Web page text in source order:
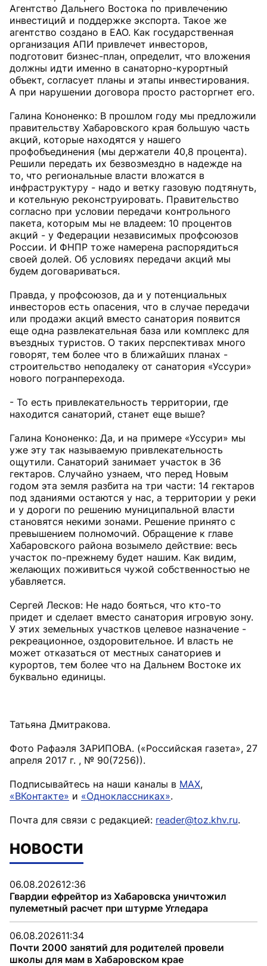
Агентство Дальнего Востока по привлечению
инвестиций и поддержке экспорта. Такое же
агентство создано в ЕАО. Как государственная
организация АПИ привлечет инвесторов,
подготовит бизнес-план, определит, что вложения
должны идти именно в санаторно-курортный
объект, согласует планы и этапы инвестирования.
А при нарушении договора просто расторгнет его.
Галина Кононенко: В прошлом году мы предложили
правительству Хабаровского края большую часть
акций, которые находятся у нашего
профобъединения (мы держатели 40,8 процента).
Решили передать их безвозмездно в надежде на
то, что региональные власти вложатся в
инфраструктуру - надо и ветку газовую подтянуть,
и котельную реконструировать. Правительство
согласно при условии передачи контрольного
пакета, которым мы не владеем: 10 процентов
акций - у Федерации независимых профсоюзов
России. И ФНПР тоже намерена распорядиться
своей долей. Об условиях передачи акций мы
будем договариваться.
Правда, у профсоюзов, да и у потенциальных
инвесторов есть опасения, что в случае передачи
или продажи акций вместо санатория появится
еще одна развлекательная база или комплекс для
въездных туристов. О таких перспективах много
говорят, тем более что в ближайших планах -
строительство неподалеку от санатория «Уссури»
нового погранперехода.
- То есть привлекательность территории, где
находится санаторий, станет еще выше?
Галина Кононенко: Да, и на примере «Уссури» мы
уже эту так называемую привлекательность
ощутили. Санаторий занимает участок в 36
гектаров. Случайно узнаем, что перед Новым
годом эта земля разбита на три части: 14 гектаров
под зданиями остаются у нас, а территории у реки
и у дороги по решению муниципальной власти
становятся некими зонами. Решение принято с
превышением полномочий. Обращение к главе
Хабаровского района возымело действие: весь
участок по-прежнему будет нашим. Как видим,
желающих поживиться чужой собственностью не
убавляется.
Сергей Лесков: Не надо бояться, что кто-то
придет и сделает вместо санатория игровую зону.
У этих земельных участков целевое назначение -
рекреационное, оздоровительное. И власть не
может отказаться от местных санаториев и
курортов, тем более что на Дальнем Востоке их
буквально единицы.
Татьяна Дмитракова.
Фото Рафаэля ЗАРИПОВА. («Российская газета», 27
апреля 2017 г. , № 90(7256)).
Подписывайтесь на наши каналы в MAX,
«ВКонтакте» и «Одноклассниках».
Почта для связи с редакцией: reader@toz.khv.ru.
НОВОСТИ
06.08.202612:36
Гвардии ефрейтор из Хабаровска уничтожил
пулеметный расчет при штурме Угледара
06.08.202611:34
Почти 2000 занятий для родителей провели
школы для мам в Хабаровском крае